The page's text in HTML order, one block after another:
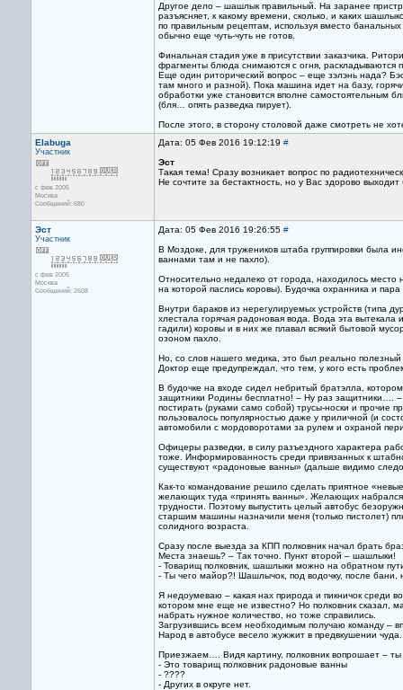
Другое дело – шашлык правильный. На заранее
разъясняет, к какому времени, сколько, и каких
по правильным рецептам, используя вместо
обычно еще чуть-чуть не готов.
Финальная стадия уже в присутствии заказчика.
фрагменты блюда снимаются с огня, раскладываются
Еще один риторический вопрос – еще зэлэнь нада?
там много и разной). Пока машина идет на базу,
обработки уже становится вполне самостоятельным
(бля… опять разведка пирует).
После этого, в сторону столовой даже смотреть не
Elabuga
Участник
с фев 2005
Москва
Сообщений: 680
Дата: 05 Фев 2016 19:12:19 #
Эст
Такая тема! Сразу возникает вопрос по
Не сочтите за бестактность, но у Вас здорово
Эст
Участник
с фев 2005
Москва
Сообщений: 2608
Дата: 05 Фев 2016 19:26:55 #
В Моздоке, для тружеников штаба группировки была
ваннами там и не пахло).
Относительно недалеко от города, находилось
на которой паслись коровы). Будочка охранника и
Внутри бараков из нерегулируемых устройств (типа
хлестала горячая радоновая вода. Вода эта
гадили) коровы и в них же плавал всякий бытовой
озоном пахло.
Но, со слов нашего медика, это был реально
Доктор еще предупреждал, что тем, у кого есть
В будочке на входе сидел небритый братэлла,
защитники Родины бесплатно! – Ну раз защитники….
постирать (руками само собой) трусы-носки и прочие
пользовалось популярностью даже у приличной (и
автомобили с мордоворотами за рулем и охраной
Офицеры разведки, в силу разъездного характера
тоже. Информированность среди привязанных к
существуют «радоновые ванны» (дальше видимо
Как-то командование решило сделать приятное
желающих туда «принять ванны». Желающих
трудности. Поэтому выпустить целый автобус
старшим машины назначили меня (только пистолет)
солидного возраста.
Сразу после выезда за КПП полковник начал брать
Места знаешь? – Так точно. Пункт второй – шашлыки!
- Товарищ полковник, шашлыки можно на обратном
- Ты чего майор?! Шашлычок, под водочку, после бани,
Я недоумеваю – какая нах природа и пикничок среди
котором мне еще не известно? Но полковник сказал,
набрать нужное количество, но тоже справились.
Загрузившись всем необходимым получаю команду –
Народ в автобусе весело жужжит в предвкушении чуда.
Приезжаем…. Видя картину, полковник вопрошает –
- Это товарищ полковник радоновые ванны
- ????
- Других в округе нет.